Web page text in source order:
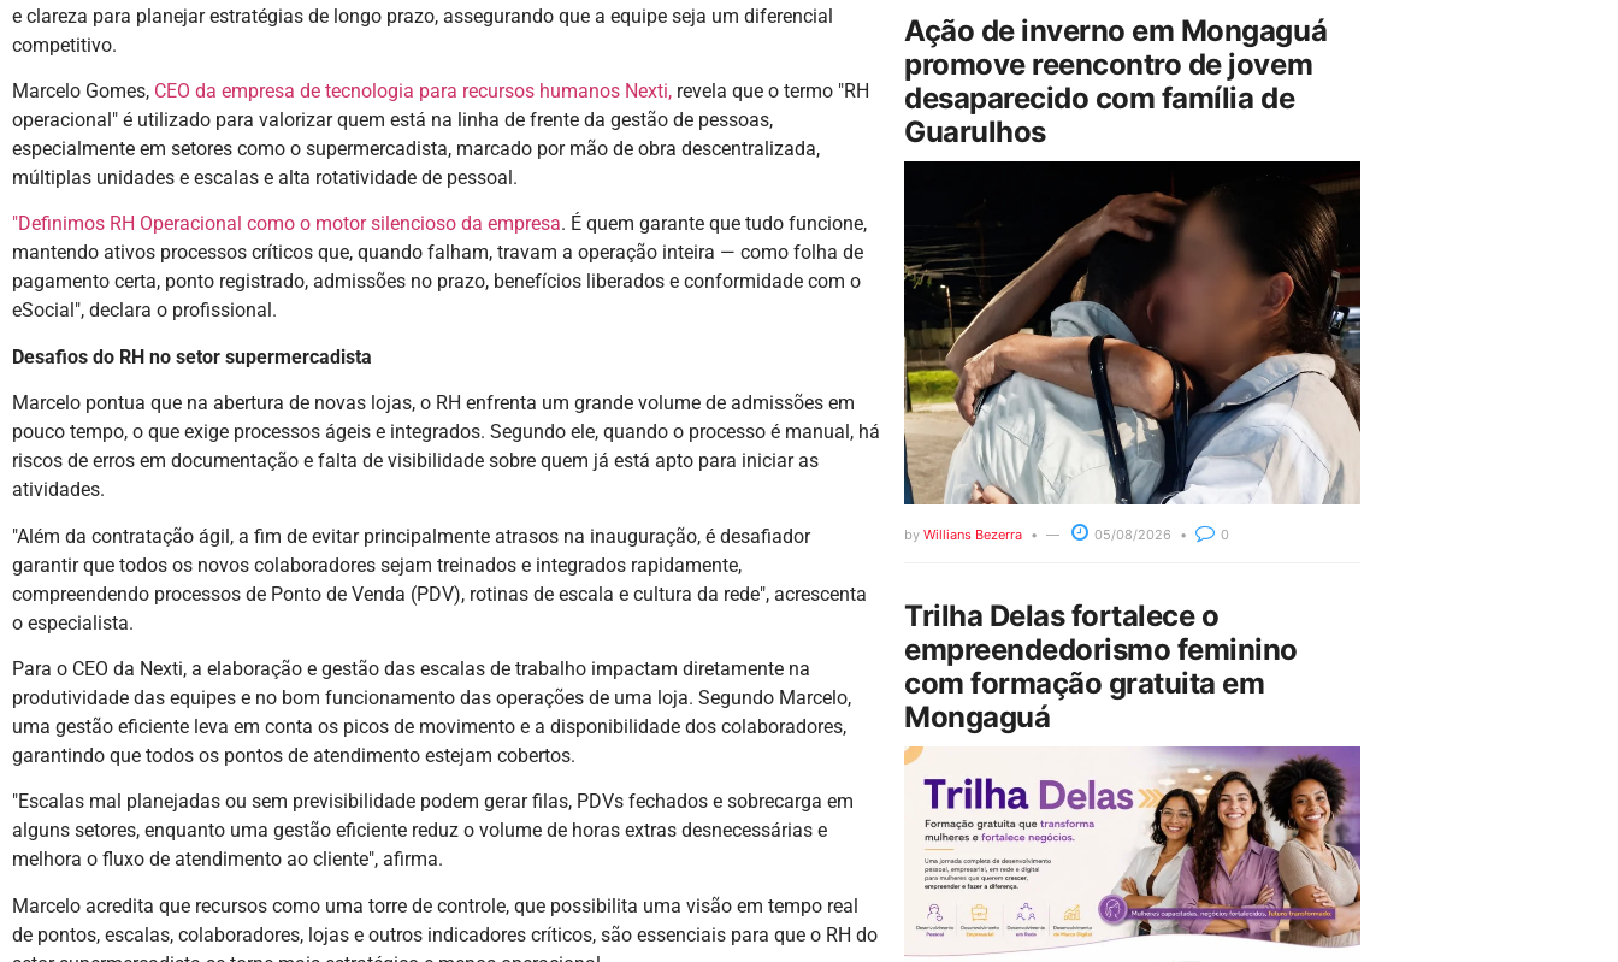
e clareza para planejar estratégias de longo prazo, assegurando que a equipe seja um diferencial
competitivo.
Marcelo Gomes, CEO da empresa de tecnologia para recursos humanos Nexti, revela que o termo "RH
operacional" é utilizado para valorizar quem está na linha de frente da gestão de pessoas,
especialmente em setores como o supermercadista, marcado por mão de obra descentralizada,
múltiplas unidades e escalas e alta rotatividade de pessoal.
"Definimos RH Operacional como o motor silencioso da empresa. É quem garante que tudo funcione,
mantendo ativos processos críticos que, quando falham, travam a operação inteira — como folha de
pagamento certa, ponto registrado, admissões no prazo, benefícios liberados e conformidade com o
eSocial", declara o profissional.
Desafios do RH no setor supermercadista
Marcelo pontua que na abertura de novas lojas, o RH enfrenta um grande volume de admissões em
pouco tempo, o que exige processos ágeis e integrados. Segundo ele, quando o processo é manual, há
riscos de erros em documentação e falta de visibilidade sobre quem já está apto para iniciar as
atividades.
"Além da contratação ágil, a fim de evitar principalmente atrasos na inauguração, é desafiador
garantir que todos os novos colaboradores sejam treinados e integrados rapidamente,
compreendendo processos de Ponto de Venda (PDV), rotinas de escala e cultura da rede", acrescenta
o especialista.
Para o CEO da Nexti, a elaboração e gestão das escalas de trabalho impactam diretamente na
produtividade das equipes e no bom funcionamento das operações de uma loja. Segundo Marcelo,
uma gestão eficiente leva em conta os picos de movimento e a disponibilidade dos colaboradores,
garantindo que todos os pontos de atendimento estejam cobertos.
"Escalas mal planejadas ou sem previsibilidade podem gerar filas, PDVs fechados e sobrecarga em
alguns setores, enquanto uma gestão eficiente reduz o volume de horas extras desnecessárias e
melhora o fluxo de atendimento ao cliente", afirma.
Marcelo acredita que recursos como uma torre de controle, que possibilita uma visão em tempo real
de pontos, escalas, colaboradores, lojas e outros indicadores críticos, são essenciais para que o RH do
Ação de inverno em Mongaguá
promove reencontro de jovem
desaparecido com família de
Guarulhos
by Willians Bezerra 05/08/2026 0
Trilha Delas fortalece o
empreendedorismo feminino
com formação gratuita em
Mongaguá